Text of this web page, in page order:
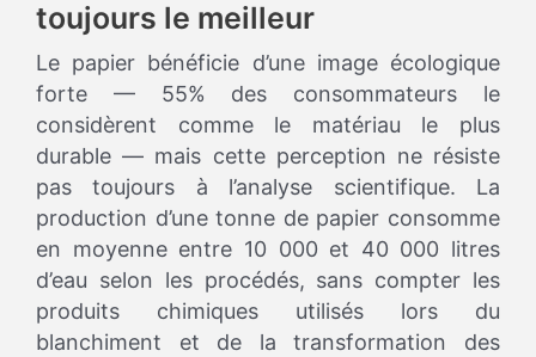
toujours le meilleur
Le papier bénéficie d’une image écologique
forte — 55% des consommateurs le
considèrent comme le matériau le plus
durable — mais cette perception ne résiste
pas toujours à l’analyse scientifique. La
production d’une tonne de papier consomme
en moyenne entre 10 000 et 40 000 litres
d’eau selon les procédés, sans compter les
produits chimiques utilisés lors du
blanchiment et de la transformation des